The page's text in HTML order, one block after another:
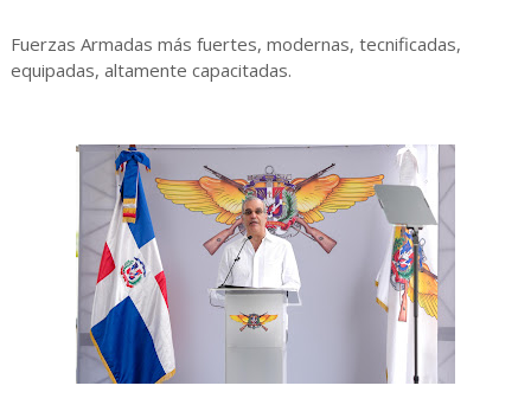
Fuerzas Armadas más fuertes, modernas, tecnificadas,
equipadas, altamente capacitadas.